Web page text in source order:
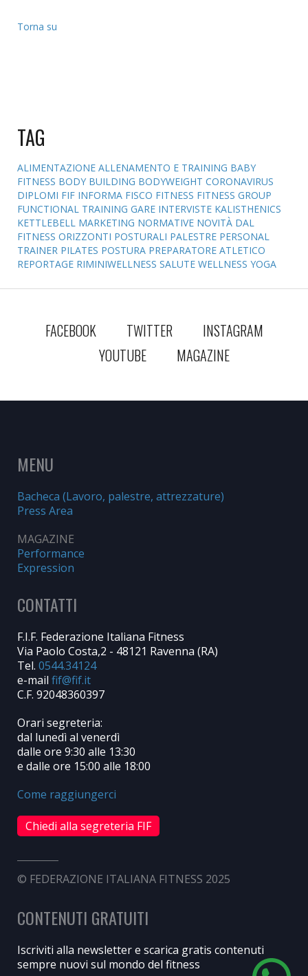
Torna su
TAG
ALIMENTAZIONE ALLENAMENTO E TRAINING BABY
FITNESS BODY BUILDING BODYWEIGHT CORONAVIRUS
DIPLOMI FIF INFORMA FISCO FITNESS FITNESS GROUP
FUNCTIONAL TRAINING GARE INTERVISTE KALISTHENICS
KETTLEBELL MARKETING NORMATIVE NOVITÀ DAL
FITNESS ORIZZONTI POSTURALI PALESTRE PERSONAL
TRAINER PILATES POSTURA PREPARATORE ATLETICO
REPORTAGE RIMINIWELLNESS SALUTE WELLNESS YOGA
FACEBOOK TWITTER
INSTAGRAM
YOUTUBE
MAGAZINE
MENU
Bacheca (Lavoro, palestre, attrezzature)
Press Area
MAGAZINE
Performance
Expression
CONTATTI
F.I.F. Federazione Italiana Fitness
Via Paolo Costa,2 - 48121 Ravenna (RA)
Tel. 0544.34124
e-mail
C.F. 92048360397
Orari segreteria:
dal lunedì al venerdì
dalle ore 9:30 alle 13:30
e dalle ore 15:00 alle 18:00
Come raggiungerci
Chiedi alla segreteria FIF
© FEDERAZIONE ITALIANA FITNESS 2025
CONTENUTI GRATUITI
Iscriviti alla newsletter e scarica gratis contenuti
sempre nuovi sul mondo del fitness